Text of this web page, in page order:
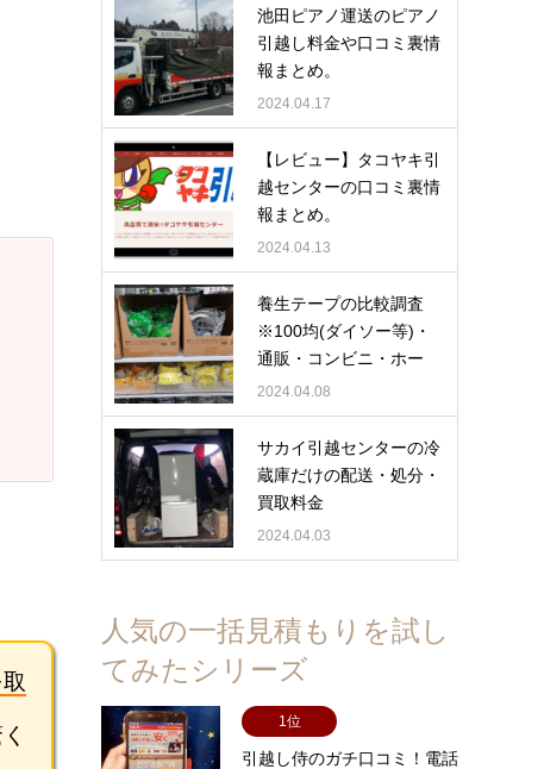
池田ピアノ運送のピアノ
引越し料金や口コミ裏情
報まとめ。
2024.04.17
【レビュー】タコヤキ引
越センターの口コミ裏情
報まとめ。
2024.04.13
養生テープの比較調査
※100均(ダイソー等)・
通販・コンビニ・ホー
ム…
2024.04.08
サカイ引越センターの冷
蔵庫だけの配送・処分・
買取料金
2024.04.03
人気の一括見積もりを試し
てみたシリーズ
1位
引越し侍のガチ口コミ！電話